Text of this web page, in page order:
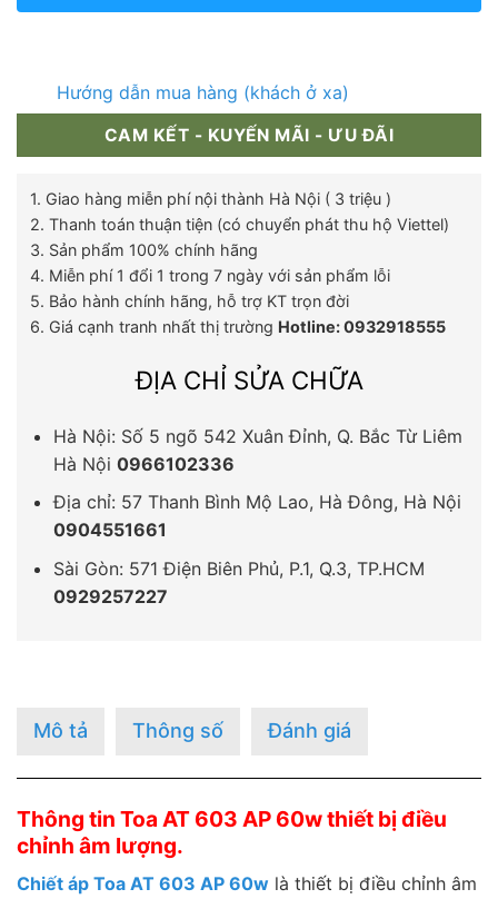
Hướng dẫn mua hàng (khách ở xa)
CAM KẾT - KUYẾN MÃI - ƯU ĐÃI
1. Giao hàng miễn phí nội thành Hà Nội ( 3 triệu )
2. Thanh toán thuận tiện (có chuyển phát thu hộ Viettel)
3. Sản phẩm 100% chính hãng
4. Miễn phí 1 đổi 1 trong 7 ngày với sản phẩm lỗi
5. Bảo hành chính hãng, hỗ trợ KT trọn đời
6. Giá cạnh tranh nhất thị trường Hotline: 0932918555
ĐỊA CHỈ SỬA CHỮA
Hà Nội: Số 5 ngõ 542 Xuân Đỉnh, Q. Bắc Từ Liêm
Hà Nội 0966102336
Địa chỉ: 57 Thanh Bình Mộ Lao, Hà Đông, Hà Nội
0904551661
Sài Gòn: 571 Điện Biên Phủ, P.1, Q.3, TP.HCM
0929257227
Mô tả Thông số Đánh giá
Thông tin Toa AT 603 AP 60w thiết bị điều
chỉnh âm lượng.
Chiết áp Toa AT 603 AP 60w là thiết bị điều chỉnh âm